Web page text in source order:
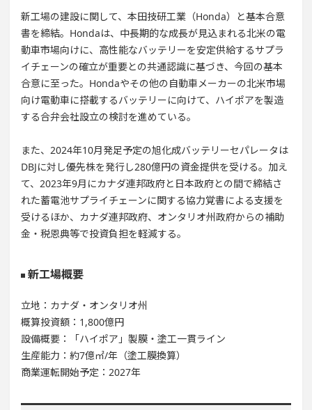
新工場の建設に関して、本田技研工業（Honda）と基本合意
書を締結。Hondaは、中長期的な成長が見込まれる北米の電
動車市場向けに、高性能なバッテリーを安定供給するサプラ
イチェーンの確立が重要との共通認識に基づき、今回の基本
合意に至った。Hondaやその他の自動車メーカーの北米市場
向け電動車に搭載するバッテリーに向けて、ハイポアを製造
する合弁会社設立の検討を進めている。
また、2024年10月発足予定の旭化成バッテリーセパレータは
DBJに対し優先株を発行し280億円の資金提供を受ける。加え
て、2023年9月にカナダ連邦政府と日本政府との間で締結さ
れた蓄電池サプライチェーンに関する協力覚書による支援を
受けるほか、カナダ連邦政府、オンタリオ州政府からの補助
金・税恩典等で投資負担を軽減する。
新工場概要
立地：カナダ・オンタリオ州
概算投資額：1,800億円
設備概要：「ハイポア」製膜・塗工一貫ライン
生産能力：約7億㎡/年（塗工膜換算）
商業運転開始予定：2027年